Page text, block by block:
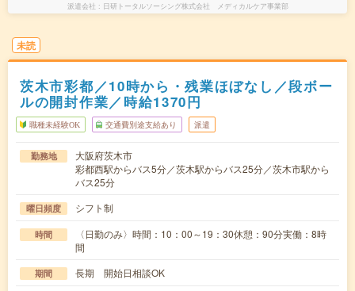
派遣会社 日研トータルソーシング株式会社 メディカルケア事業部
未読
茨木市彩都／10時から・残業ほぼなし／段ボー
ルの開封作業／時給1370円
職種未経験OK 交通費別途支給あり 派遣
勤務地
大阪府茨木市
彩都西駅からバス5分／茨木駅からバス25分／茨木市駅から
バス25分
曜日頻度 シフト制
時間
〈日勤のみ〉時間：10：00～19：30休憩：90分実働：8時
間
期間 長期 開始日相談OK